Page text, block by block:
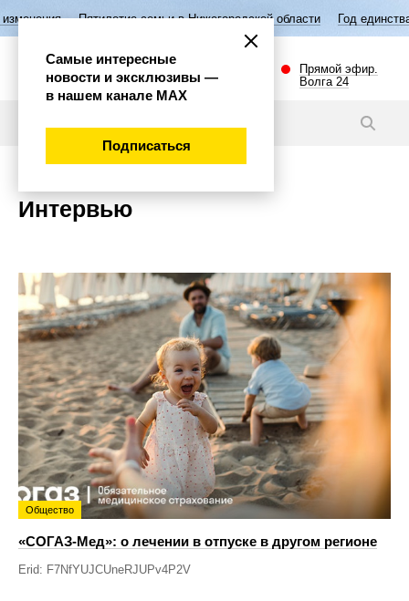
Пятилетие семьи в Нижегородской области Год единства народов
Прямой эфир.
Волга 24
Интервью
Общество
«СОГАЗ-Мед»: о лечении в отпуске в другом регионе
Erid: F7NfYUJCUneRJUPv4P2V
Самые интересные
новости и эксклюзивы —
в нашем канале МАХ
Подписаться